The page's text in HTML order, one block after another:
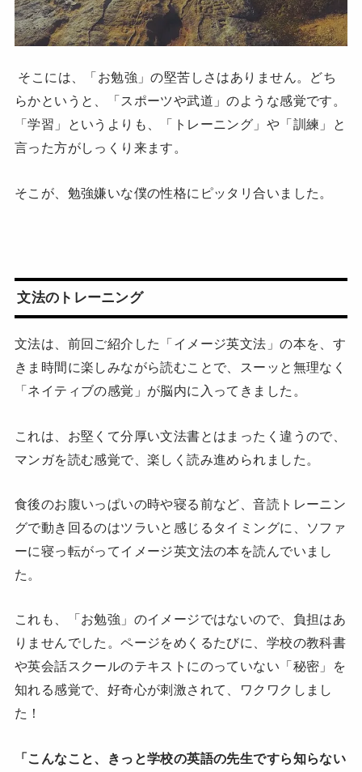
そこには、「お勉強」の堅苦しさはありません。どち
らかというと、「スポーツや武道」のような感覚です。
「学習」というよりも、「トレーニング」や「訓練」と
言った方がしっくり来ます。
そこが、勉強嫌いな僕の性格にピッタリ合いました。
文法のトレーニング
文法は、前回ご紹介した「イメージ英文法」の本を、す
きま時間に楽しみながら読むことで、スーッと無理なく
「ネイティブの感覚」が脳内に入ってきました。
これは、お堅くて分厚い文法書とはまったく違うので、
マンガを読む感覚で、楽しく読み進められました。
食後のお腹いっぱいの時や寝る前など、音読トレーニン
グで動き回るのはツラいと感じるタイミングに、ソファ
ーに寝っ転がってイメージ英文法の本を読んでいまし
た。
これも、「お勉強」のイメージではないので、負担はあ
りませんでした。ページをめくるたびに、学校の教科書
や英会話スクールのテキストにのっていない「秘密」を
知れる感覚で、好奇心が刺激されて、ワクワクしまし
た！
「こんなこと、きっと学校の英語の先生ですら知らない